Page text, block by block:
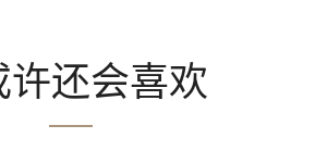
许还会喜欢